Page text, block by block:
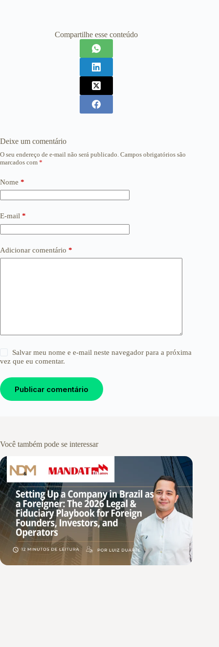
Compartilhe esse conteúdo
Deixe um comentário
O seu endereço de e-mail não será publicado. Campos obrigatórios são
marcados com *
Nome *
E-mail *
Adicionar comentário *
Salvar meu nome e e-mail neste navegador para a próxima
vez que eu comentar.
Publicar comentário
Você também pode se interessar